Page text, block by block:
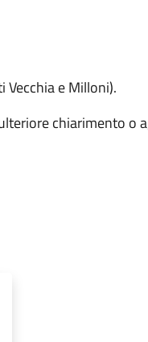
e Milloni).
chiarimento o